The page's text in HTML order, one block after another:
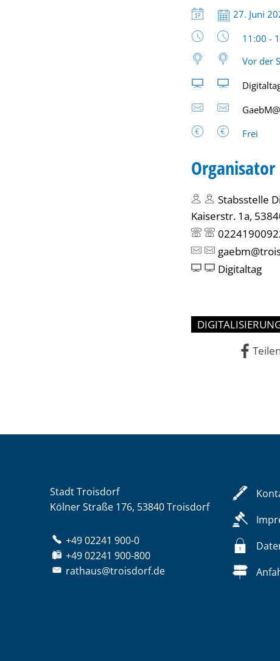
Datum:
27. Juni
Uhrzeit:
11:00 -
Vor der
Frei
Organisator
Stabsstelle
Kaiserstr. 1a,
Digitaltag
Teilen
Stadt Troisdorf
Kölner Straße 176, 53840 Troisdorf
+49 02241 900-0
+49 02241 900-800
rathaus@troisdorf.de